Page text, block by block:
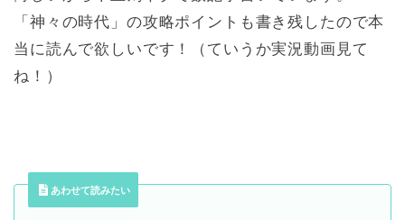
「神々の時代」の攻略ポイントも書き残したので本
当に読んで欲しいです！（ていうか実況動画見て
ね！）
あわせて読みたい